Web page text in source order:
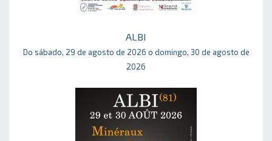
ALBI
Do sábado, 29 de agosto de 2026 o domingo, 30 de agosto de
2026